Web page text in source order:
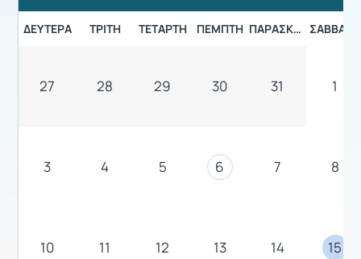
ΔΕΥΤΈΡΑ ΤΡΊΤΗ ΤΕΤΆΡΤΗ ΠΈΜΠΤΗ ΠΑΡΑΣΚΕΥΉ ΣΆΒΒΑΤΟ
27 28 29 30 31 1
3 4 5 6 7 8
10 11 12 13 14 15